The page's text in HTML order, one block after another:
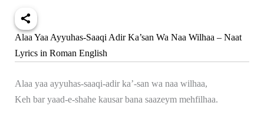
Alaa Yaa Ayyuhas-Saaqi Adir Ka’san Wa Naa Wilhaa – Naat
Lyrics in Roman English
Alaa yaa ayyuhas-saaqi-adir ka’-san wa naa wilhaa,
Keh bar yaad-e-shahe kausar bana saazeym mehfilhaa.